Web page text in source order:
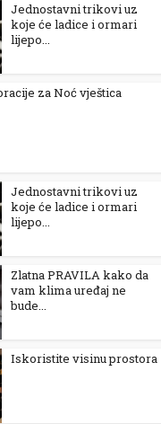
Jednostavni trikovi uz
koje će ladice i ormari
lijepo...
za Noć vještica
Jednostavni trikovi uz
koje će ladice i ormari
lijepo...
Zlatna PRAVILA kako da
vam klima uređaj ne
bude...
Iskoristite visinu prostora